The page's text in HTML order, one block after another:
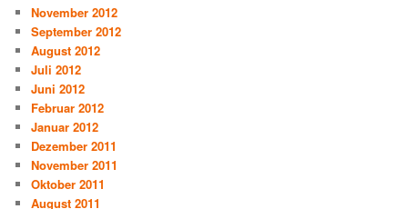
November 2012
September 2012
August 2012
Juli 2012
Juni 2012
Februar 2012
Januar 2012
Dezember 2011
November 2011
Oktober 2011
August 2011